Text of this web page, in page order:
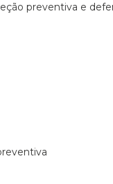
preventiva e